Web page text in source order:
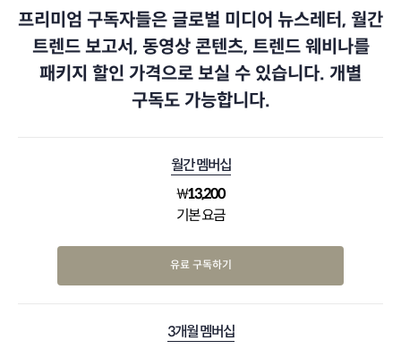
프리미엄 구독자들은 글로벌 미디어 뉴스레터, 월간
트렌드 보고서, 동영상 콘텐츠, 트렌드 웨비나를
패키지 할인 가격으로 보실 수 있습니다. 개별
구독도 가능합니다.
월간 멤버십
₩13,200
기본 요금
유료 구독하기
3개월 멤버십